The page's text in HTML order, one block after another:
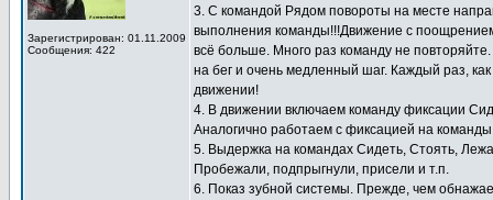
Зарегистрирован: 01.11.2009
Сообщения: 422
3. С командой Рядом повороты на месте
выполнения команды!!!Движение с
всё больше. Много раз команду не
на бег и очень медленный шаг. Каждый раз,
движении!
4. В движении включаем команду фиксации
Аналогично работаем с фиксацией на
5. Выдержка на командах Сидеть, Стоять,
Пробежали, подпрыгнули, присели и т.п.
6. Показ зубной системы. Прежде, чем